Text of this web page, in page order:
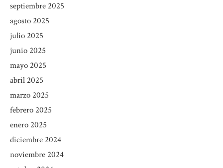
septiembre 2025
agosto 2025
julio 2025
junio 2025
mayo 2025
abril 2025
marzo 2025
febrero 2025
enero 2025
diciembre 2024
noviembre 2024